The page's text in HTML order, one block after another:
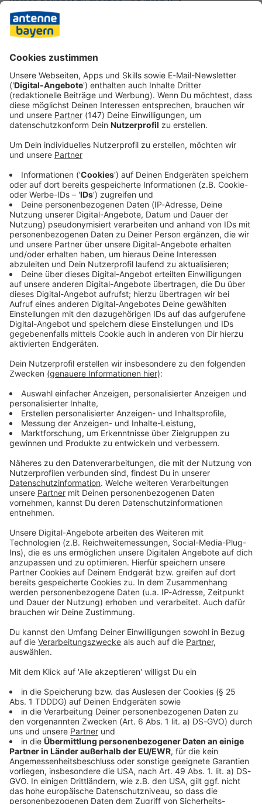
wiederherzustellen», hieß es in der schriftlichen
Mitteilung des Bistums. Alle beteiligten Mitarbeitenden
der betroffenen Einrichtung seien bereits informiert
worden, es seien Gespräche angeboten und das Ergebnis
Immer auf dem Laufenden
bleiben!
Verpass' nichts mehr - mit unserem kostenlosen
ANTENNE BAYERN Newsletter. Ob Nachrichten,
Lifestyle oder unsere neuesten Aktionen - wir
informieren dich.
Zum Newsletter anmelden
Du möchtest uns etwas sagen?
Studio Hotline
Kontaktformular
Sprachnachricht
© dpa-infocom, dpa:251031-930-232786/1
Bayern